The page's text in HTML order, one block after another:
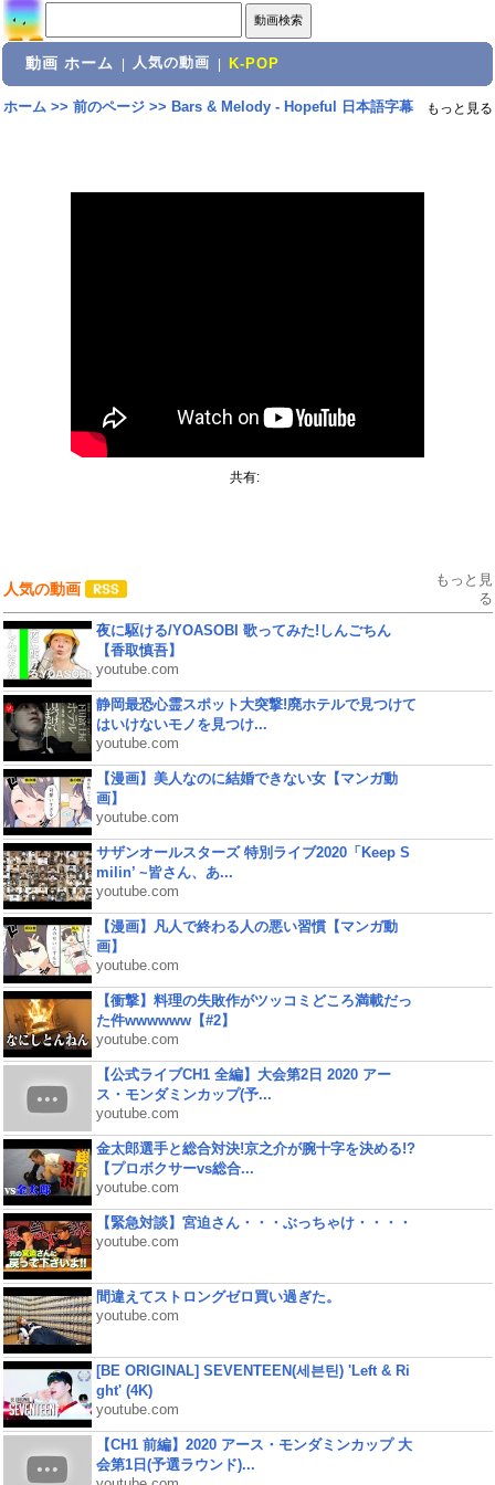
動画 ホーム 人気の動画 K-POP
ホーム>> 前のページ>> Bars & Melody - Hopeful 日本語字幕 もっと見る
共有:
人気の動画
もっと見
る
夜に駆ける/YOASOBI 歌ってみた!しんごちん
【香取慎吾】
youtube.com
静岡最恐心霊スポット大突撃!廃ホテルで見つけて
はいけないモノを見つけ...
youtube.com
【漫画】美人なのに結婚できない女【マンガ動
画】
youtube.com
サザンオールスターズ 特別ライブ2020「Keep S
milin’ ~皆さん、あ...
youtube.com
【漫画】凡人で終わる人の悪い習慣【マンガ動
画】
youtube.com
【衝撃】料理の失敗作がツッコミどころ満載だっ
た件wwwwww【#2】
youtube.com
【公式ライブCH1 全編】大会第2日 2020 アー
ス・モンダミンカップ(予...
youtube.com
金太郎選手と総合対決!京之介が腕十字を決める!?
【プロボクサーvs総合...
youtube.com
【緊急対談】宮迫さん・・・ぶっちゃけ・・・・
youtube.com
間違えてストロングゼロ買い過ぎた。
youtube.com
[BE ORIGINAL] SEVENTEEN(세븐틴) 'Left & Ri
ght' (4K)
youtube.com
【CH1 前編】2020 アース・モンダミンカップ 大
会第1日(予選ラウンド)...